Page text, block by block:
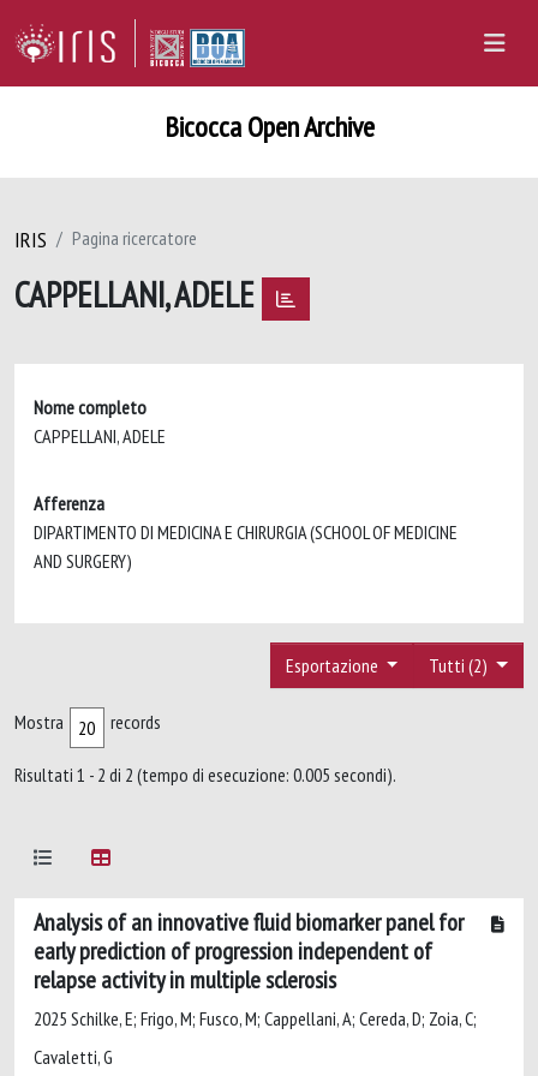
Bicocca Open Archive
IRIS Pagina ricercatore
CAPPELLANI, ADELE
Nome completo
CAPPELLANI, ADELE
Afferenza
DIPARTIMENTO DI MEDICINA E CHIRURGIA (SCHOOL OF MEDICINE
AND SURGERY)
Tutti (2)
Esportazione
Mostra records
Risultati 1 - 2 di 2 (tempo di esecuzione: 0.005 secondi).
Analysis of an innovative fluid biomarker panel for
early prediction of progression independent of
relapse activity in multiple sclerosis
2025 Schilke, E; Frigo, M; Fusco, M; Cappellani, A; Cereda, D; Zoia, C;
Cavaletti, G